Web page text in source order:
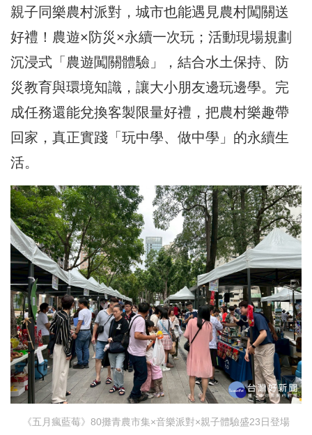
親子同樂農村派對，城市也能遇見農村闖關送
好禮！農遊×防災×永續一次玩；活動現場規劃
沉浸式「農遊闖關體驗」，結合水土保持、防
災教育與環境知識，讓大小朋友邊玩邊學。完
成任務還能兌換客製限量好禮，把農村樂趣帶
回家，真正實踐「玩中學、做中學」的永續生
活。
《五月瘋藍莓》80攤青農市集×音樂派對×親子體驗盛23日登場